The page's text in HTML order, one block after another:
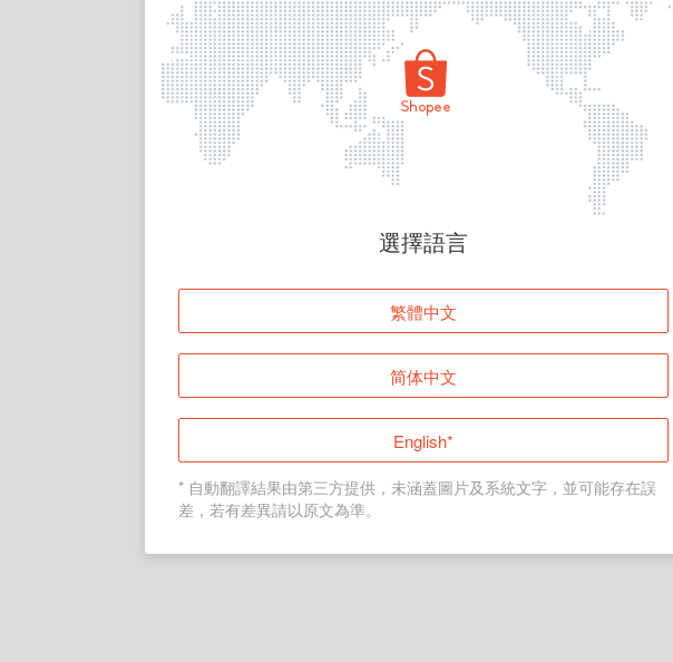
頁面無法顯示
登入
返回首頁
選擇語言
繁體中文
简体中文
English*
* 自動翻譯結果由第三方提供，未涵蓋圖片及系統文字，並可能存在誤
差，若有差異請以原文為準。